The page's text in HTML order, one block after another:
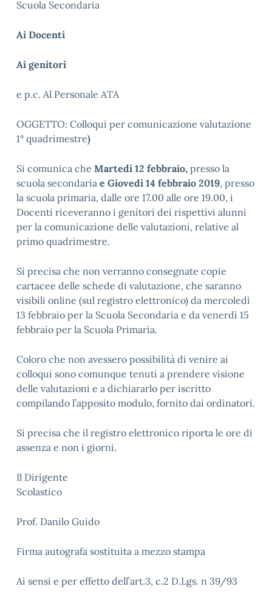
Scuola Secondaria
Ai Docenti
Ai genitori
e p.c. Al Personale ATA
OGGETTO: Colloqui per comunicazione valutazione
1° quadrimestre)
Si comunica che Martedì 12 febbraio, presso la
scuola secondaria e Giovedì 14 febbraio 2019, presso
la scuola primaria, dalle ore 17.00 alle ore 19.00, i
Docenti riceveranno i genitori dei rispettivi alunni
per la comunicazione delle valutazioni, relative al
primo quadrimestre.
Si precisa che non verranno consegnate copie
cartacee delle schede di valutazione, che saranno
visibili online (sul registro elettronico) da mercoledì
13 febbraio per la Scuola Secondaria e da venerdì 15
febbraio per la Scuola Primaria.
Coloro che non avessero possibilità di venire ai
colloqui sono comunque tenuti a prendere visione
delle valutazioni e a dichiararlo per iscritto
compilando l’apposito modulo, fornito dai ordinatori.
Si precisa che il registro elettronico riporta le ore di
assenza e non i giorni.
Il Dirigente
Prof. Danilo Guido
Firma autografa sostituita a mezzo stampa
Ai sensi e per effetto dell’art.3, c.2 D.Lgs. n 39/93